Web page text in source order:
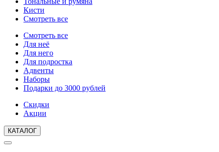
Кисти
Смотреть все
Смотреть все
Для неё
Для него
Для подростка
Адвенты
Наборы
Подарки до 3000 рублей
Скидки
Акции
КАТАЛОГ